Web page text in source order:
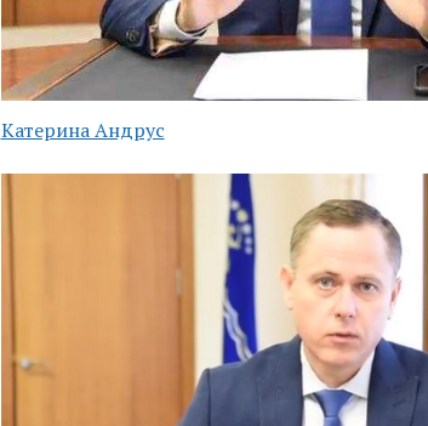
Катерина Андрус